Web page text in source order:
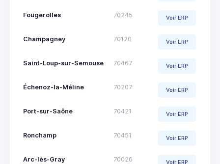
Fougerolles 70245 Voir ERP
Champagney 70120 Voir ERP
Saint-Loup-sur-Semouse 70467 Voir ERP
Échenoz-la-Méline 70207 Voir ERP
Port-sur-Saône 70421 Voir ERP
Ronchamp 70451 Voir ERP
Arc-lès-Gray 70026 Voir ERP